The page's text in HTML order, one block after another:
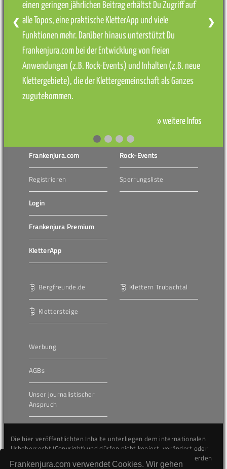
Frankenjura.com verwendet Cookies. Wir gehen
einen geringen jährlichen Beitrag erhältst Du Zugriff auf
alle Topos, eine praktische KletterApp und viele
Funktionen mehr. Darüber hinaus unterstützt Du
Frankenjura.com bei der Entwicklung von freien
Anwendungen (z.B. Rock-Events) und Inhalten (z.B. neue
Klettergebiete), die der Klettergemeinschaft als Ganzes
zugutekommen.
» weitere Infos
❮ ❯
Frankenjura.com
Registrieren
Login
Frankenjura Premium
KletterApp
Rock-Events
Sperrungsliste
Bergfreunde.de
Klettersteige
Klettern Trubachtal
Werbung
AGBs
Unser journalistischer
Anspruch
Die hier veröffentlichten Inhalte unterliegen dem internationalen
Urheberrecht (Copyright) und dürfen nicht kopiert, verändert oder
unverändert wiederveröffentlicht werden. Gegen Verstöße werden